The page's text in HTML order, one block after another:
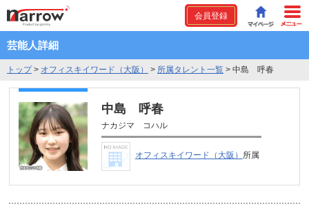
会員登録
芸能人詳細
トップ> オフィスキイワード（大阪） > 所属タレント一覧 > 中島 呼春
中島 呼春
ナカジマ コハル
オフィスキイワード（大阪） 所属